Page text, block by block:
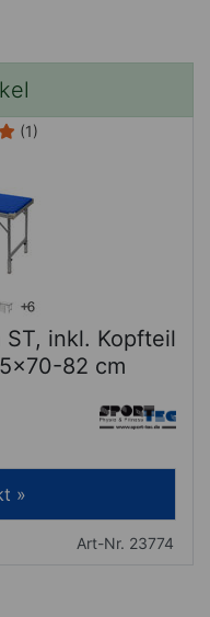
(1)
inkl. Kopfteil
82 cm
»
Art-Nr. 23774